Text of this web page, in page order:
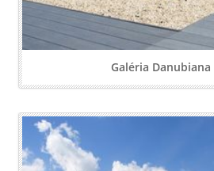
Galéria Danubiana